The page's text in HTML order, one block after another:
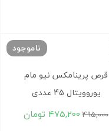
ناموجود
قرص پرینامکس نیو مام
یوروویتال 45 عددی
495,000
475,200 تومان